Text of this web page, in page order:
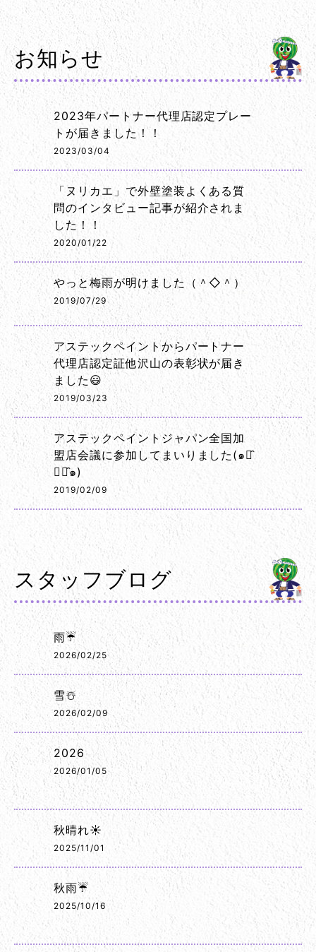
お知らせ
2023年パートナー代理店認定プレー
トが届きました！！
2023/03/04
「ヌリカエ」で外壁塗装よくある質
問のインタビュー記事が紹介されま
した！！
2020/01/22
やっと梅雨が明けました（＾◇＾）
2019/07/29
アステックペイントからパートナー
代理店認定証他沢山の表彰状が届き
ました😃
2019/03/23
アステックペイントジャパン全国加
盟店会議に参加してまいりました(๑･̑
◡･̑๑)
2019/02/09
スタッフブログ
雨☔
2026/02/25
雪☃️
2026/02/09
2026
2026/01/05
秋晴れ☀️
2025/11/01
秋雨☔
2025/10/16